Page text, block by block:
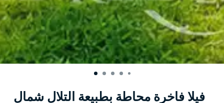
فيلا فاخرة محاطة بطبيعة التلال شمال